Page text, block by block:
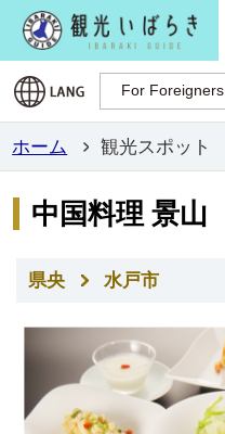
For Foreigners
For Foreigners
ホーム 観光スポット
中国料理 景山
県央 水戸市